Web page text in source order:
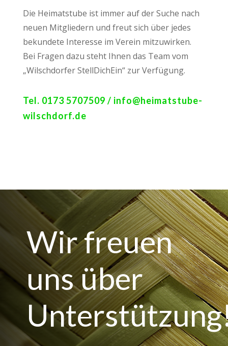
Die Heimatstube ist immer auf der Suche nach
neuen Mitgliedern und freut sich über jedes
bekundete Interesse im Verein mitzuwirken.
Bei Fragen dazu steht Ihnen das Team vom
„Wilschdorfer StellDichEin“ zur Verfügung.
Tel. 0173 5707509 / info@heimatstube-
wilschdorf.de
Wir freuen
uns über